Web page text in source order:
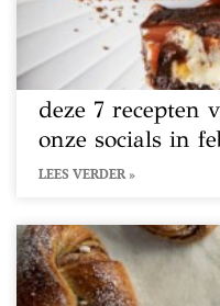
deze 7 recepten
onze socials in
LEES VERDER »